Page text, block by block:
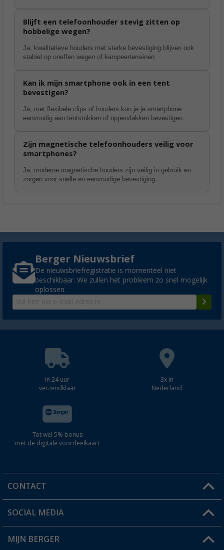
Blijft een telefoonhouder stevig zitten op
hobbelige wegen?
Ja, kwalitatieve houders met sterke bevestiging blijven ook
stabiel op oneffen wegen of kampeerterreinen.
Kan ik mijn smartphone ook in een tent
bevestigen?
Ja, met flexibele clips of houders kun je je smartphone
eenvoudig aan tentstokken of oppervlakken bevestigen.
Zijn magnetische telefoonhouders veilig voor
smartphones?
Ja, moderne magnetische houders zijn veilig in gebruik en
zorgen voor snelle en eenvoudige bevestiging.
Berger Nieuwsbrief
De nieuwsbriefregistratie is momenteel niet
beschikbaar. We zullen het probleem zo snel mogelijk
oplossen.
In 24 uur
verzendklaar
3x in
Nederland
Tot wel 5% bonus
met de digitale voordeelkaart
CONTACT
Een vraag?
Winkel vinden
SOCIAL MEDIA
MIJN BERGER